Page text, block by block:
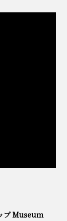
プ Museum